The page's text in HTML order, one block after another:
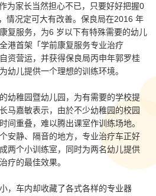
为家长当然担心不已，只要好好把握0
情况定可大有改善。保良局在2016 年
复服务，为6 岁以下有特殊需要的幼儿
港首架「学前康复服务专业治疗
资营运，并获得保良局丙申年郭罗桂
幼儿提供一个理想的训练环境。
幼稚园暨幼儿园，为有需要的学校提
马嘉敏表示，由於不少幼稚园的校园
间重叠，难以腾出课室作训练场地。
安静、隔音的地方，专业治疗车正好
两个小训练室，同时为两名幼儿提供
疗的最佳效果。
，车内却收藏了各式各样的专业器